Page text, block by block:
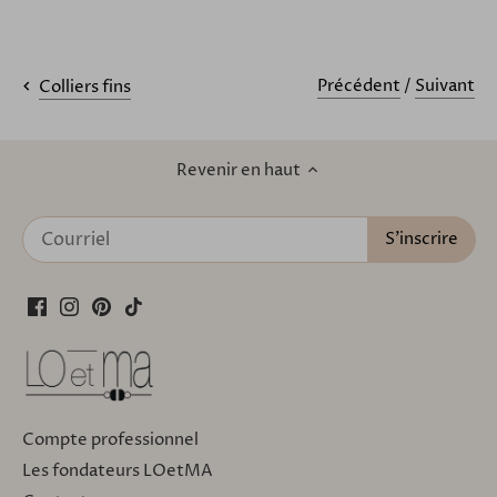
Colliers fins Précédent / Suivant
Revenir en haut
Compte professionnel
Les fondateurs LOetMA